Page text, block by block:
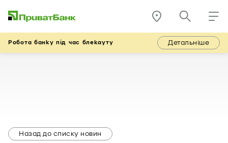
Робота банку під час блекауту Детальніше
Назад до списку новин